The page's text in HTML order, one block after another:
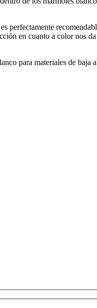
en cuanto a color nos
para materiales de baja